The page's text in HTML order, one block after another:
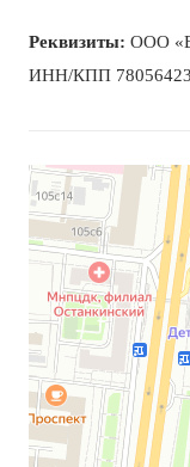
Реквизиты: ООО
ИНН/КПП